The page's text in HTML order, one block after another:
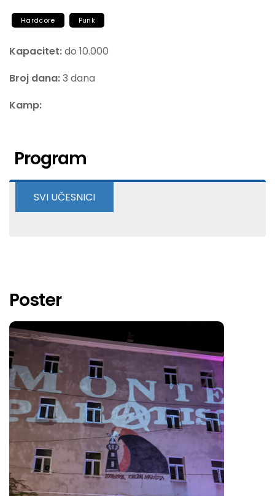
Hardcore Punk
Kapacitet:do 10.000
Broj dana:3 dana
Kamp:
Program
SVI UČESNICI
Pasmaters
Just War
Youth Avoiders
Overcharge
Ego
Mob 47
Tentaculo
Popik
Poster